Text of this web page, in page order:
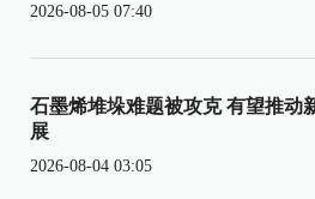
2026-08-05 07:40
石墨烯堆垛难题被攻克 有望推动
展
2026-08-04 03:05